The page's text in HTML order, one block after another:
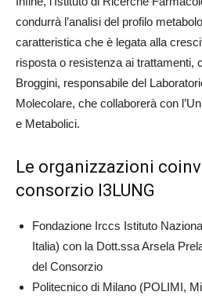
condurrà l’analisi del profilo
caratteristica che è legata alla
risposta o resistenza ai trattamenti,
Broggini, responsabile del
Molecolare, che collaborerà con
e Metabolici.
Le organizzazioni
consorzio I3LUNG
Fondazione Irccs Istituto
Italia) con la Dott.ssa Arsela
del Consorzio
Politecnico di Milano (POLIMI,